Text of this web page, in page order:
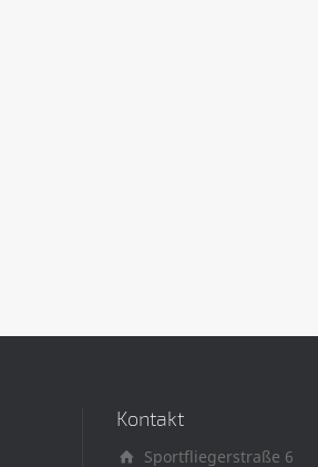
Kontakt
Sportfliegerstraße 6